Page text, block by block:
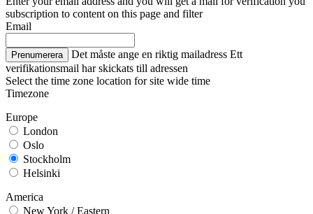
subscription to content on this page and filter
Email
Prenumerera Det måste ange en riktig mailadress Ett
verifikationsmail har skickats till adressen
Select the time zone location for site wide time
Timezone
Europe
London
Oslo
Stockholm
Helsinki
America
New York / Eastern